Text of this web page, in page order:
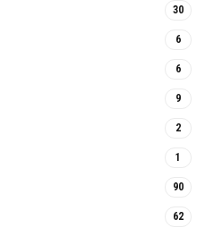
30
6
6
9
2
1
90
62